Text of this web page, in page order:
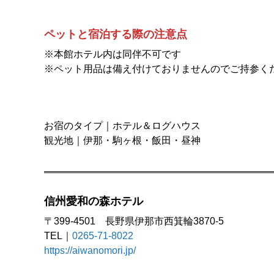
ペットと宿泊する際の注意点
※本館ホテル内は同伴不可です
※ペット用品は備え付けておりませんのでご持参く
お宿のタイプ｜ホテル＆ログハウス
観光地｜伊那・駒ヶ根・飯田・昼神
信州愛和の森ホテル
〒399-4501 長野県伊那市西箕輪3870-5
TEL｜ 0265-71-8022
https://aiwanomori.jp/